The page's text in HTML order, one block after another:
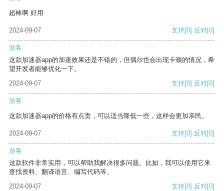
超棒啊 好用
2024-09-07 支持[0] 反对[0]
游客
这款加速器app的加速效果还是不错的，但偶尔也会出现卡顿的情况，希
望开发者能够优化一下。
2024-09-07
支持[0] 反对[0]
游客
这款加速器app的价格有点贵，可以适当降低一些，这样会更加亲民。
2024-09-07 支持[0] 反对[0]
游客
这款软件非常实用，可以帮助我解决很多问题。比如，我可以使用它来
查找资料、翻译语言、编写代码等。
2024-09-07
支持[0] 反对[0]